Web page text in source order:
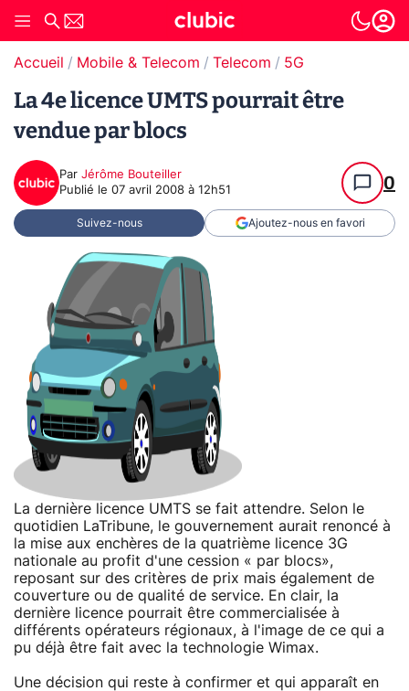
Accueil Mobile & Telecom Telecom 5G
La 4e licence UMTS pourrait être
vendue par blocs
Par Jérôme Bouteiller
Publié le 07 avril 2008 à 12h51 0
Suivez-nous Ajoutez-nous en favori
La dernière licence UMTS se fait attendre. Selon le
quotidien LaTribune, le gouvernement aurait renoncé à
la mise aux enchères de la quatrième licence 3G
nationale au profit d'une cession « par blocs»,
reposant sur des critères de prix mais également de
couverture ou de qualité de service. En clair, la
dernière licence pourrait être commercialisée à
différents opérateurs régionaux, à l'image de ce qui a
pu déjà être fait avec la technologie Wimax.
Une décision qui reste à confirmer et qui apparaît en